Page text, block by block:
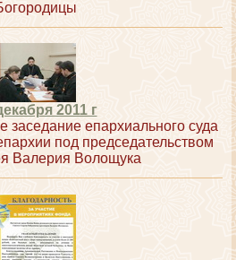
2011 г
заседание епархиального суда
под председательством
Валерия Волощука